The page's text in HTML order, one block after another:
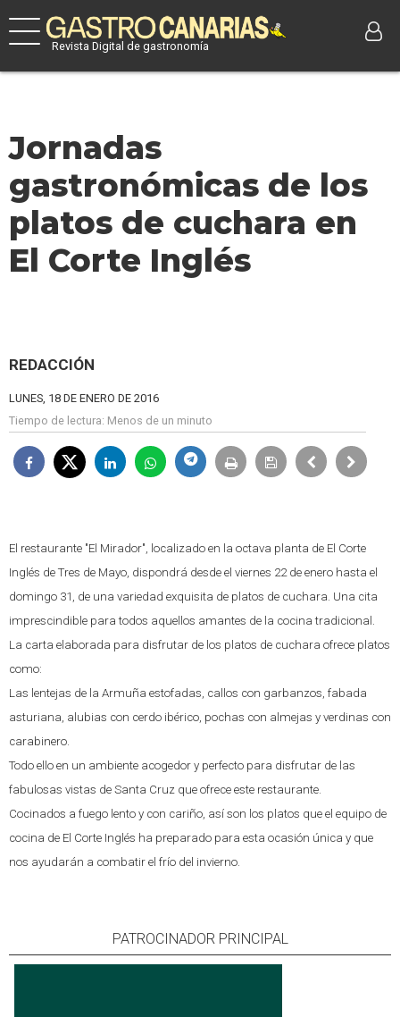
Revista Digital de gastronomía
Jornadas
gastronómicas de los
platos de cuchara en
El Corte Inglés
REDACCIÓN
LUNES, 18 DE ENERO DE 2016
Tiempo de lectura: Menos de un minuto
El restaurante "El Mirador", localizado en la octava planta de El Corte
Inglés de Tres de Mayo, dispondrá desde el viernes 22 de enero hasta el
domingo 31, de una variedad exquisita de platos de cuchara. Una cita
imprescindible para todos aquellos amantes de la cocina tradicional.
La carta elaborada para disfrutar de los platos de cuchara ofrece platos
como:
Las lentejas de la Armuña estofadas, callos con garbanzos, fabada
asturiana, alubias con cerdo ibérico, pochas con almejas y verdinas con
carabinero.
Todo ello en un ambiente acogedor y perfecto para disfrutar de las
fabulosas vistas de Santa Cruz que ofrece este restaurante.
Cocinados a fuego lento y con cariño, así son los platos que el equipo de
cocina de El Corte Inglés ha preparado para esta ocasión única y que
nos ayudarán a combatir el frío del invierno.
PATROCINADOR PRINCIPAL